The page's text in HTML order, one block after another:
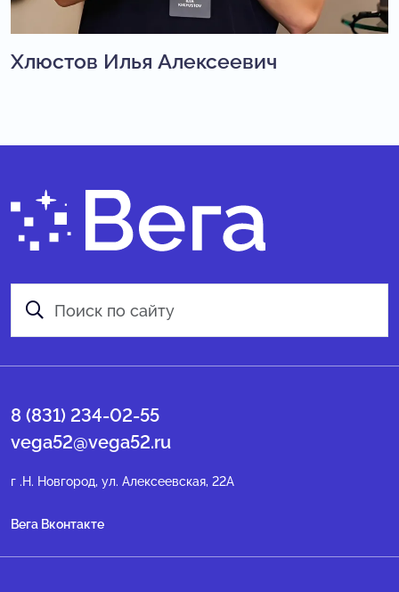
Хлюстов Илья Алексеевич
8 (831) 234-02-55
vega52@vega52.ru
г .Н. Новгород, ул. Алексеевская, 22А
Вега Вконтакте